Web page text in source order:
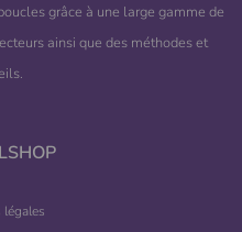
grâce à une large gamme de
ainsi que des méthodes et